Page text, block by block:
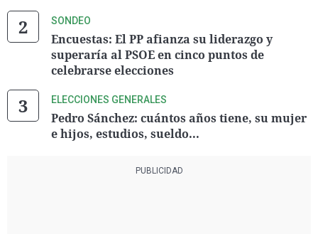
SONDEO
Encuestas: El PP afianza su liderazgo y
superaría al PSOE en cinco puntos de
celebrarse elecciones
ELECCIONES GENERALES
Pedro Sánchez: cuántos años tiene, su mujer
e hijos, estudios, sueldo...